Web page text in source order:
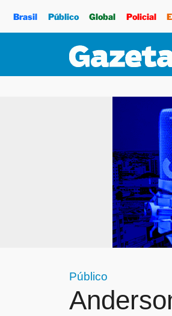
Brasil Público Global Policial
Público